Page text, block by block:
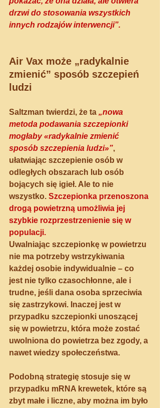
drzwi do stosowania wszystkich
innych rodzajów interwencji”.
Air Vax może „radykalnie
zmienić” sposób szczepień
ludzi
Saltzman twierdzi, że ta „nowa
metoda podawania szczepionki
mogłaby «radykalnie zmienić
sposób szczepienia ludzi»”,
ułatwiając szczepienie osób w
odległych obszarach lub osób
bojących się igieł. Ale to nie
wszystko. Szczepionka przenoszona
drogą powietrzną umożliwia jej
szybkie rozprzestrzenienie się w
populacji.
Uwalniając szczepionkę w powietrzu
nie ma potrzeby wstrzykiwania
każdej osobie indywidualnie – co
jest nie tylko czasochłonne, ale i
trudne, jeśli dana osoba sprzeciwia
się zastrzykowi. Inaczej jest w
przypadku szczepionki unoszącej
się w powietrzu, która może zostać
uwolniona do powietrza bez zgody, a
nawet wiedzy społeczeństwa.
Podobną strategię stosuje się w
przypadku mRNA krewetek, które są
zbyt małe i liczne, aby można im było